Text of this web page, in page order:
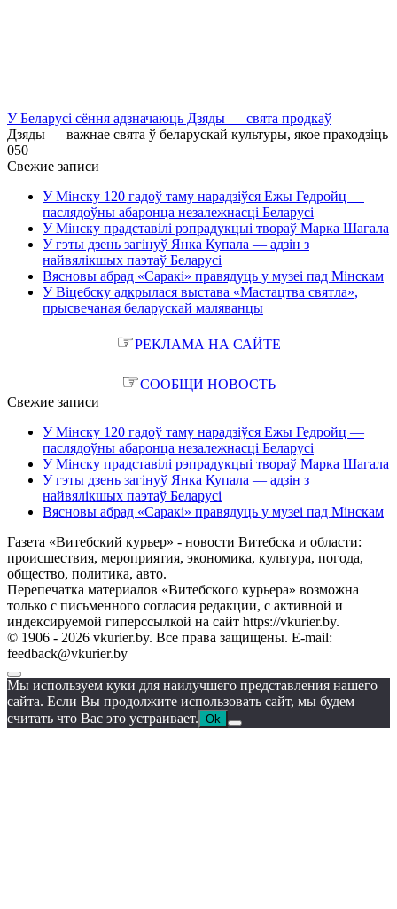
У Беларусі сёння адзначаюць Дзяды — свята продкаў
Дзяды — важнае свята ў беларускай культуры, якое праходзіць
050
Свежие записи
У Мінску 120 гадоў таму нарадзіўся Ежы Гедройц —
паслядоўны абаронца незалежнасці Беларусі
У Мінску прадставілі рэпрадукцыі твораў Марка Шагала
У гэты дзень загінуў Янка Купала — адзін з
найвялікшых паэтаў Беларусі
Вясновы абрад «Саракі» правядуць у музеі пад Мінскам
У Віцебску адкрылася выстава «Мастацтва святла»,
прысвечаная беларускай маляванцы
☞РЕКЛАМА НА САЙТЕ
☞СООБЩИ НОВОСТЬ
Свежие записи
У Мінску 120 гадоў таму нарадзіўся Ежы Гедройц —
паслядоўны абаронца незалежнасці Беларусі
У Мінску прадставілі рэпрадукцыі твораў Марка Шагала
У гэты дзень загінуў Янка Купала — адзін з
найвялікшых паэтаў Беларусі
Вясновы абрад «Саракі» правядуць у музеі пад Мінскам
Газета «Витебский курьер» - новости Витебска и области:
происшествия, мероприятия, экономика, культура, погода,
общество, политика, авто.
Перепечатка материалов «Витебского курьера» возможна
только с письменного согласия редакции, с активной и
индексируемой гиперссылкой на сайт https://vkurier.by.
© 1906 - 2026 vkurier.by. Все права защищены. E-mail:
feedback@vkurier.by
Мы используем куки для наилучшего представления нашего
сайта. Если Вы продолжите использовать сайт, мы будем
считать что Вас это устраивает. Ok